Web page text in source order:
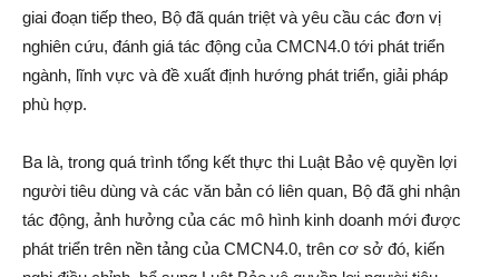
giai đoạn tiếp theo, Bộ đã quán triệt và yêu cầu các đơn vị
nghiên cứu, đánh giá tác động của CMCN4.0 tới phát triển
ngành, lĩnh vực và đề xuất định hướng phát triển, giải pháp
phù hợp.
Ba là, trong quá trình tổng kết thực thi Luật Bảo vệ quyền lợi
người tiêu dùng và các văn bản có liên quan, Bộ đã ghi nhận
tác động, ảnh hưởng của các mô hình kinh doanh mới được
phát triển trên nền tảng của CMCN4.0, trên cơ sở đó, kiến